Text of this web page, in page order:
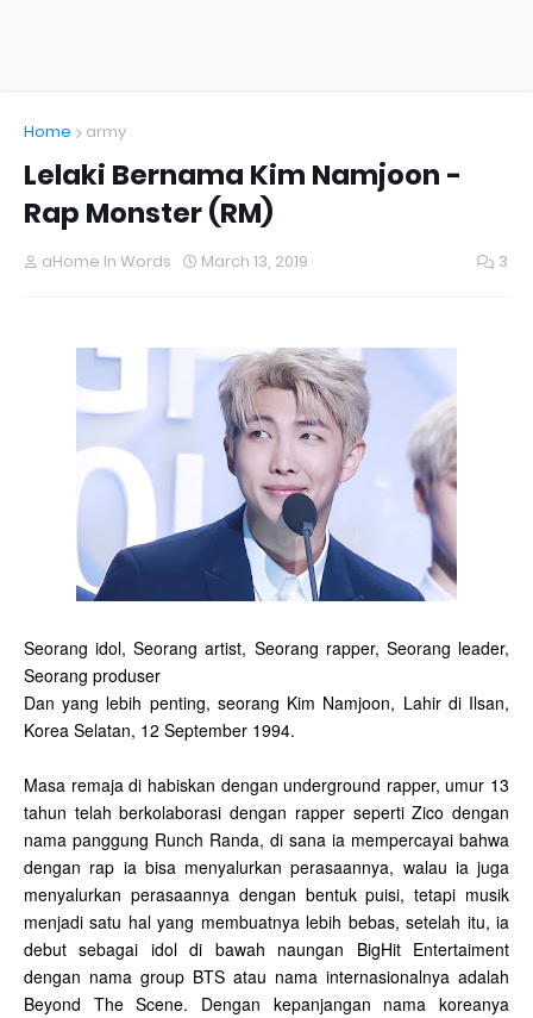
Home army
Lelaki Bernama Kim Namjoon -
Rap Monster (RM)
aHome In Words March 13, 2019 3
Seorang idol, Seorang artist, Seorang rapper, Seorang leader,
Seorang produser
Dan yang lebih penting, seorang Kim Namjoon, Lahir di Ilsan,
Korea Selatan, 12 September 1994.
Masa remaja di habiskan dengan underground rapper, umur 13
tahun telah berkolaborasi dengan rapper seperti Zico dengan
nama panggung Runch Randa, di sana ia mempercayai bahwa
dengan rap ia bisa menyalurkan perasaannya, walau ia juga
menyalurkan perasaannya dengan bentuk puisi, tetapi musik
menjadi satu hal yang membuatnya lebih bebas, setelah itu, ia
debut sebagai idol di bawah naungan BigHit Entertaiment
dengan nama group BTS atau nama internasionalnya adalah
Beyond The Scene. Dengan kepanjangan nama koreanya